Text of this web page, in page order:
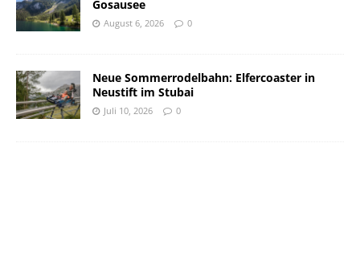
Gosausee
August 6, 2026 0
Neue Sommerrodelbahn: Elfercoaster in
Neustift im Stubai
Juli 10, 2026 0